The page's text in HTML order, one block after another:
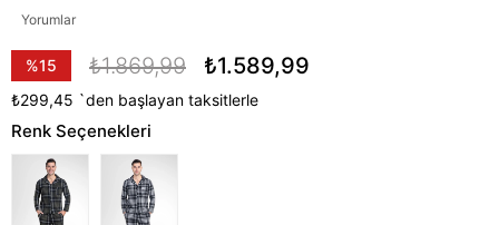
Yorumlar
%15
İndirim
₺1.869,99 ₺1.589,99
₺299,45 `den başlayan taksitlerle
Renk Seçenekleri